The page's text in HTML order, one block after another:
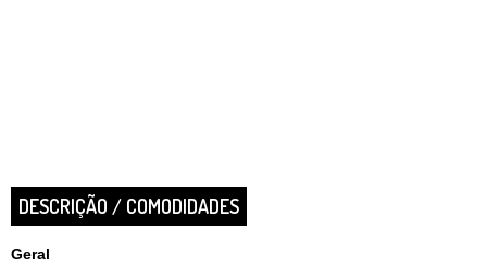
DESCRIÇÃO / COMODIDADES
Geral